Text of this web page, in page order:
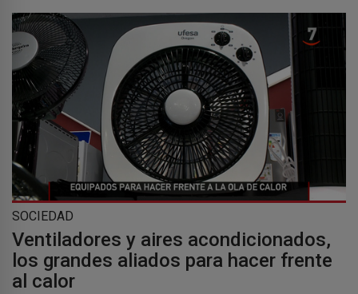
SOCIEDAD
Ventiladores y aires acondicionados,
los grandes aliados para hacer frente
al calor